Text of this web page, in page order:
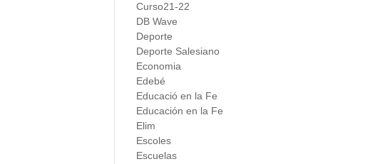
Curso21-22
DB Wave
Deporte
Deporte Salesiano
Economia
Edebé
Educació en la Fe
Educación en la Fe
Elim
Escoles
Escuelas